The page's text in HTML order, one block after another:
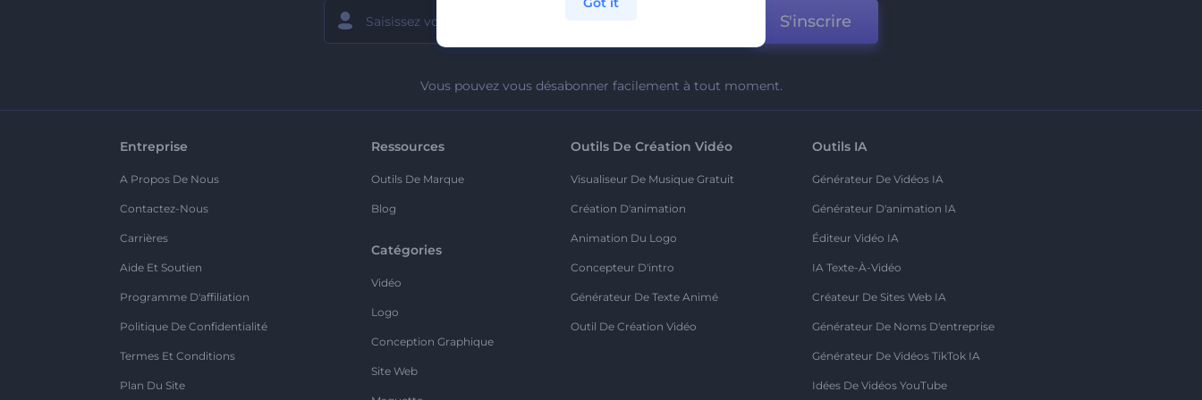
S'inscrire
Vous pouvez vous désabonner facilement à tout moment.
Entreprise
A Propos De Nous
Contactez-Nous
Carrières
Aide Et Soutien
Programme D'affiliation
Politique De Confidentialité
Termes Et Conditions
Plan Du Site
Ressources
Outils De Marque
Blog
Catégories
Vidéo
Logo
Conception Graphique
Site Web
Outils De Création Vidéo
Visualiseur De Musique Gratuit
Création D'animation
Animation Du Logo
Concepteur D'intro
Générateur De Texte Animé
Outil De Création Vidéo
Outils IA
Générateur De Vidéos IA
Générateur D'animation IA
Éditeur Vidéo IA
IA Texte-À-Vidéo
Créateur De Sites Web IA
Générateur De Noms D'entreprise
Générateur De Vidéos TikTok IA
Idées De Vidéos YouTube